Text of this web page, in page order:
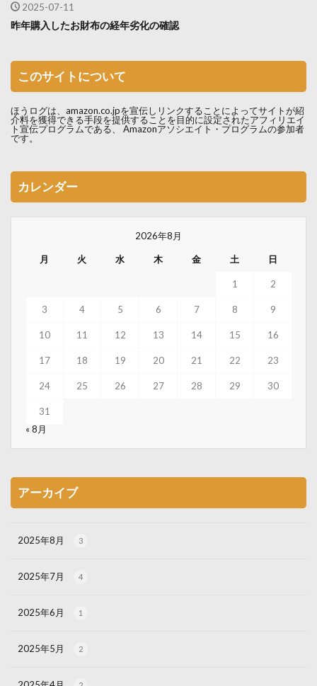
2025-07-11
昨年購入したお財布の経年劣化の確認
このサイトについて
ほうログは、amazon.co.jpを宣伝しリンクすることによってサイトが紹
介料を獲得できる手段を提供することを目的に設定されたアフィリエイ
ト宣伝プログラムである、 Amazonアソシエイト・プログラムの参加者
です。
カレンダー
2026年8月
月 火 水 木 金 土 日
1 2
3 4 5 6 7 8 9
10 11 12 13 14 15 16
17 18 19 20 21 22 23
24 25 26 27 28 29 30
31
« 8月
アーカイブ
2025年8月 3
2025年7月 4
2025年6月 1
2025年5月 2